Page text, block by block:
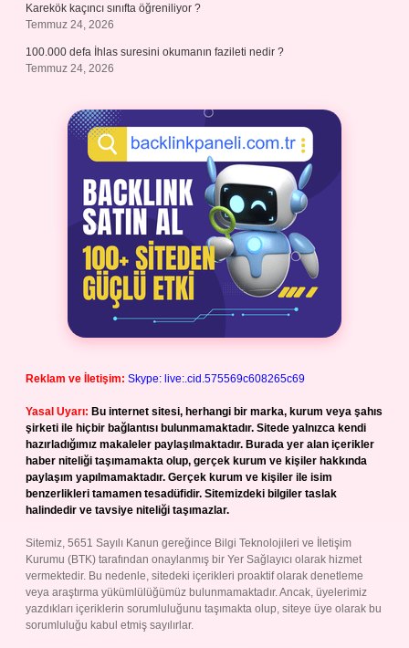
Karekök kaçıncı sınıfta öğreniliyor ?
Temmuz 24, 2026
100.000 defa İhlas suresini okumanın fazileti nedir ?
Temmuz 24, 2026
Reklam ve İletişim: Skype: live:.cid.575569c608265c69
Yasal Uyarı: Bu internet sitesi, herhangi bir marka, kurum veya şahıs
şirketi ile hiçbir bağlantısı bulunmamaktadır. Sitede yalnızca kendi
hazırladığımız makaleler paylaşılmaktadır. Burada yer alan içerikler
haber niteliği taşımamakta olup, gerçek kurum ve kişiler hakkında
paylaşım yapılmamaktadır. Gerçek kurum ve kişiler ile isim
benzerlikleri tamamen tesadüfidir. Sitemizdeki bilgiler taslak
halindedir ve tavsiye niteliği taşımazlar.
Sitemiz, 5651 Sayılı Kanun gereğince Bilgi Teknolojileri ve İletişim
Kurumu (BTK) tarafından onaylanmış bir Yer Sağlayıcı olarak hizmet
vermektedir. Bu nedenle, sitedeki içerikleri proaktif olarak denetleme
veya araştırma yükümlülüğümüz bulunmamaktadır. Ancak, üyelerimiz
yazdıkları içeriklerin sorumluluğunu taşımakta olup, siteye üye olarak bu
sorumluluğu kabul etmiş sayılırlar.